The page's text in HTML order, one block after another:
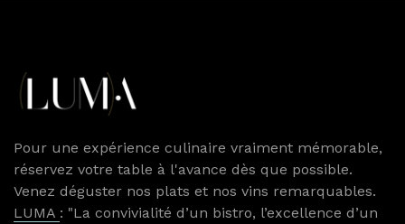
Pour une expérience culinaire vraiment mémorable,
réservez votre table à l'avance dès que possible.
Venez déguster nos plats et nos vins remarquables.
LUMA : "La convivialité d’un bistro, l’excellence d’un